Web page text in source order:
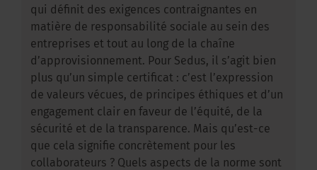
qui définit des exigences contraignantes en
matière de responsabilité sociale au sein des
entreprises et tout au long de la chaîne
d’approvisionnement. Pour Sedus, il s’agit bien
plus qu’un simple certificat : c’est l’expression
de valeurs vécues, de principes éthiques et d’un
engagement clair en faveur de l’équité, de la
sécurité et de la transparence. Mais qu’est-ce
que cela signifie concrètement pour les
collaborateurs ? Quels aspects de la norme sont